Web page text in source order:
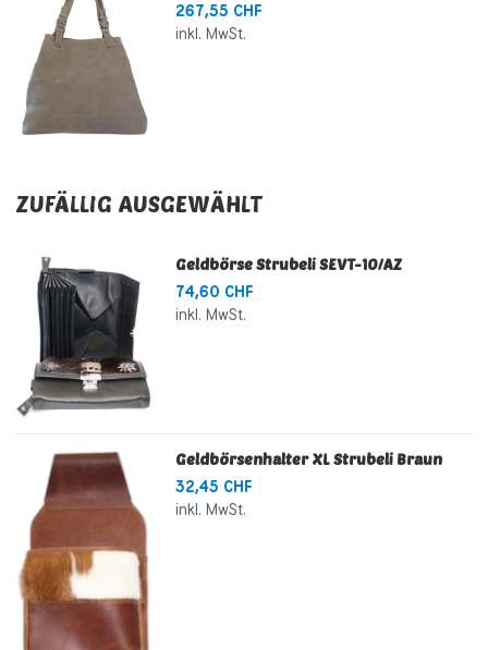
267,55 CHF
inkl. MwSt.
ZUFÄLLIG AUSGEWÄHLT
Geldbörse Strubeli SEVT-10/AZ
74,60 CHF
inkl. MwSt.
Geldbörsenhalter XL Strubeli Braun
32,45 CHF
inkl. MwSt.